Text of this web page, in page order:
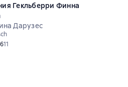
Гекльберри Финна
Дарузес
рейтинг 4,6 на основе 11 оценок
11